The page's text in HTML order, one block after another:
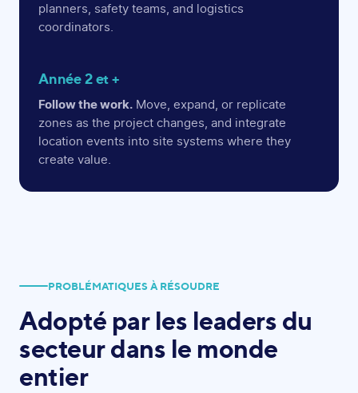
planners, safety teams, and logistics
coordinators.
Année 2 et +
Follow the work. Move, expand, or replicate
zones as the project changes, and integrate
location events into site systems where they
create value.
PROBLÉMATIQUES À RÉSOUDRE
Adopté par les leaders du
secteur dans le monde
entier